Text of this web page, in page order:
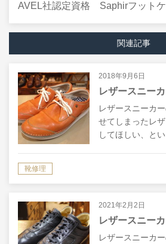
AVEL社認定資格 Saphirフット
関連記事
2018年9月6日
レザースニー
レザースニーカ
せてしまったレ
してほしい、と
靴修理
2021年2月2日
レザースニー
レザースニーカ